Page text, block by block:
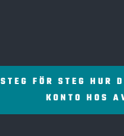
STEG FÖR STEG HUR
KONTO HOS